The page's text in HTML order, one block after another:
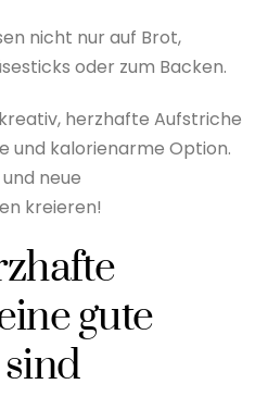
nicht nur auf Brot,
oder zum Backen.
herzhafte Aufstriche
und kalorienarme Option.
neue
kreieren!
gute